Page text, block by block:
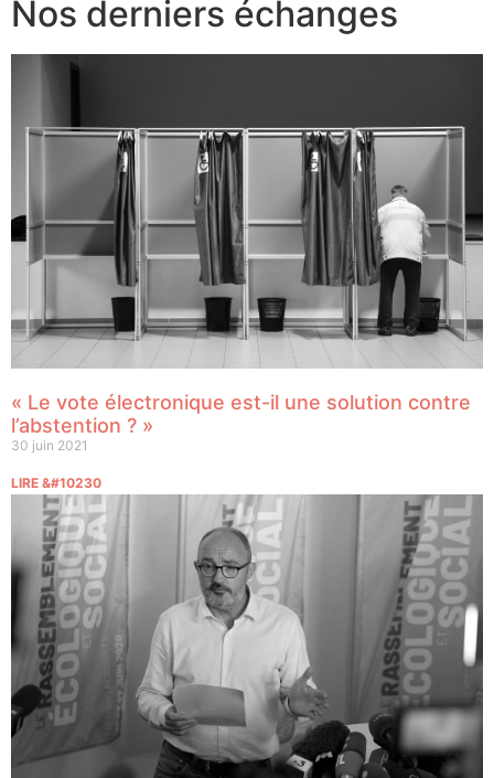
Nos derniers échanges
« Le vote électronique est-il une solution contre
l’abstention ? »
30 juin 2021
LIRE &#10230